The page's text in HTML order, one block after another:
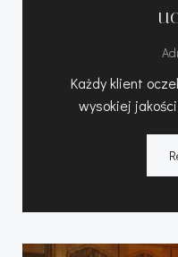
Każdy klient
wysokiej